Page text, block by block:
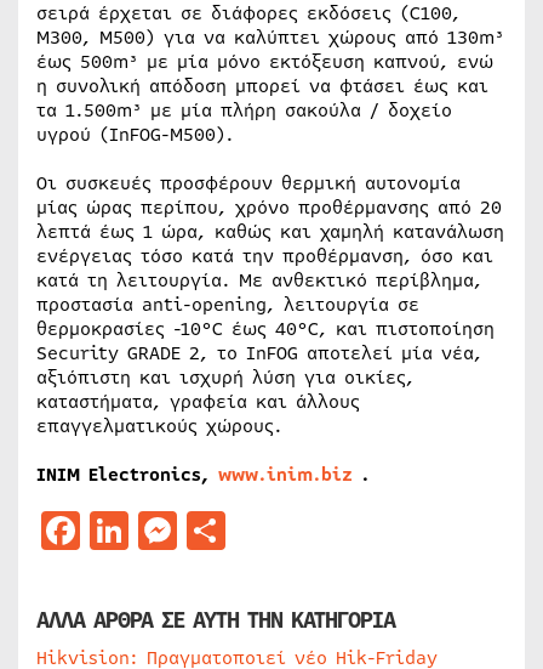
σειρά έρχεται σε διάφορες εκδόσεις (C100,
M300, M500) για να καλύπτει χώρους από 130m³
έως 500m³ με μία μόνο εκτόξευση καπνού, ενώ
η συνολική απόδοση μπορεί να φτάσει έως και
τα 1.500m³ με μία πλήρη σακούλα / δοχείο
υγρού (InFOG-M500).
Οι συσκευές προσφέρουν θερμική αυτονομία
μίας ώρας περίπου, χρόνο προθέρμανσης από 20
λεπτά έως 1 ώρα, καθώς και χαμηλή κατανάλωση
ενέργειας τόσο κατά την προθέρμανση, όσο και
κατά τη λειτουργία. Με ανθεκτικό περίβλημα,
προστασία anti-opening, λειτουργία σε
θερμοκρασίες -10°C έως 40°C, και πιστοποίηση
Security GRADE 2, το InFOG αποτελεί μία νέα,
αξιόπιστη και ισχυρή λύση για οικίες,
καταστήματα, γραφεία και άλλους
επαγγελματικούς χώρους.
INIM Electronics, www.inim.biz .
Facebook
LinkedIn
Messenger
ΑΛΛΑ ΑΡΘΡΑ ΣΕ ΑΥΤΗ ΤΗΝ ΚΑΤΗΓΟΡΙΑ
Hikvision: Πραγματοποιεί νέο Hik-Friday